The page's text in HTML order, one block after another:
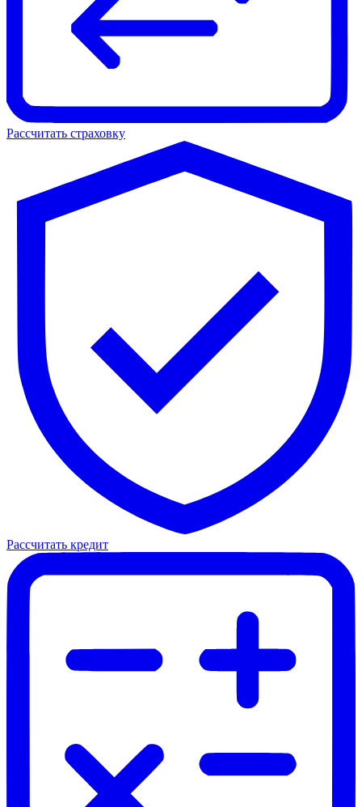
Рассчитать страховку
Рассчитать кредит